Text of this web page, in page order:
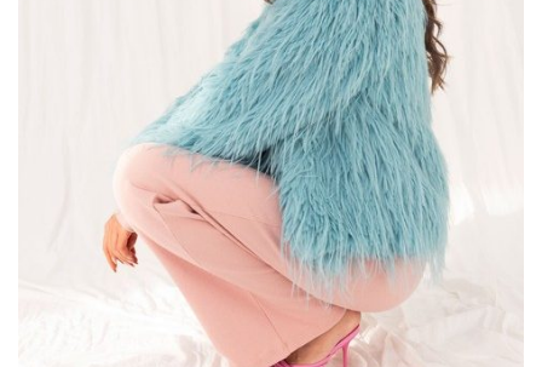
Granatowo-ecru sweter oversize z rozcięciami to idealne
połączenie komfortu i stylowego designu. Oversize’owy krój
sprawia, że sweter jest niezwykle wygodny …